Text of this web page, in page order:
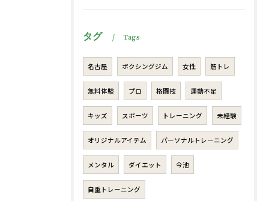
タグ Tags
名古屋 ボクシングジム 女性 筋トレ
無料体験 プロ 格闘技 運動不足
キッズ スポーツ トレーニング 未経験
オリジナルアイテム パーソナルトレーニング
メンタル ダイエット 今池
自重トレーニング